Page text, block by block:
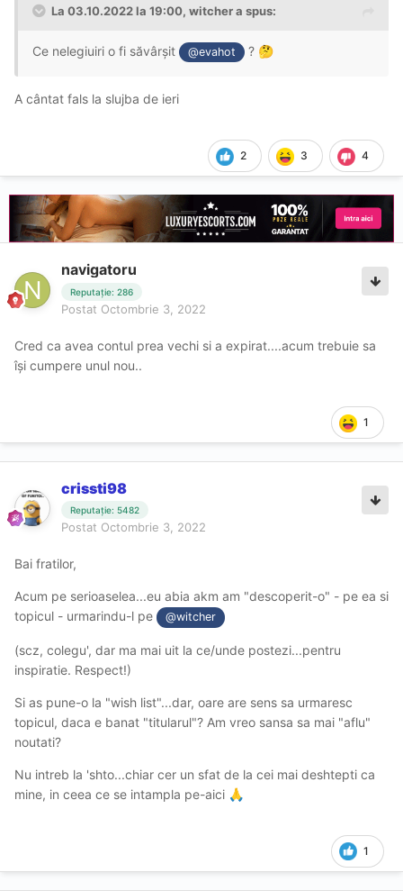
La 03.10.2022 la 19:00, witchera spus:
Ce nelegiuiri o fi săvârșit @evahot ? 🤔
A cântat fals la slujba de ieri
2 3 4
navigatoru
Reputație: 286
Postat Octombrie 3, 2022
Cred ca avea contul prea vechi si a expirat....acum trebuie sa
își cumpere unul nou..
1
crissti98
Reputație: 5482
Postat Octombrie 3, 2022
Bai fratilor,
Acum pe serioaselea...eu abia akm am "descoperit-o" - pe ea si
topicul - urmarindu-l pe
@witcher
(scz, colegu', dar ma mai uit la ce/unde postezi...pentru
inspiratie. Respect!)
Si as pune-o la "wish list"...dar, oare are sens sa urmaresc
topicul, daca e banat "titularul"? Am vreo sansa sa mai "aflu"
noutati?
Nu intreb la 'shto...chiar cer un sfat de la cei mai deshtepti ca
mine, in ceea ce se intampla pe-aici 🙏
1